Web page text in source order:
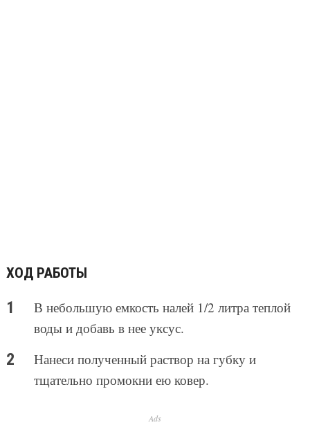
ХОД РАБОТЫ
В небольшую емкость налей 1/2 литра теплой
воды и добавь в нее уксус.
Нанеси полученный раствор на губку и
тщательно промокни ею ковер.
Ads